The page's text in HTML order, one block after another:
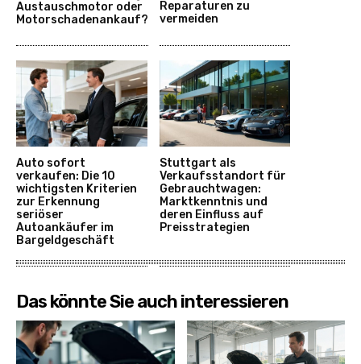
Austauschmotor oder
Motorschadenankauf?
Reparaturen zu
vermeiden
Auto sofort
verkaufen: Die 10
wichtigsten Kriterien
zur Erkennung
seriöser
Autoankäufer im
Bargeldgeschäft
Stuttgart als
Verkaufsstandort für
Gebrauchtwagen:
Marktkenntnis und
deren Einfluss auf
Preisstrategien
Das könnte Sie auch interessieren